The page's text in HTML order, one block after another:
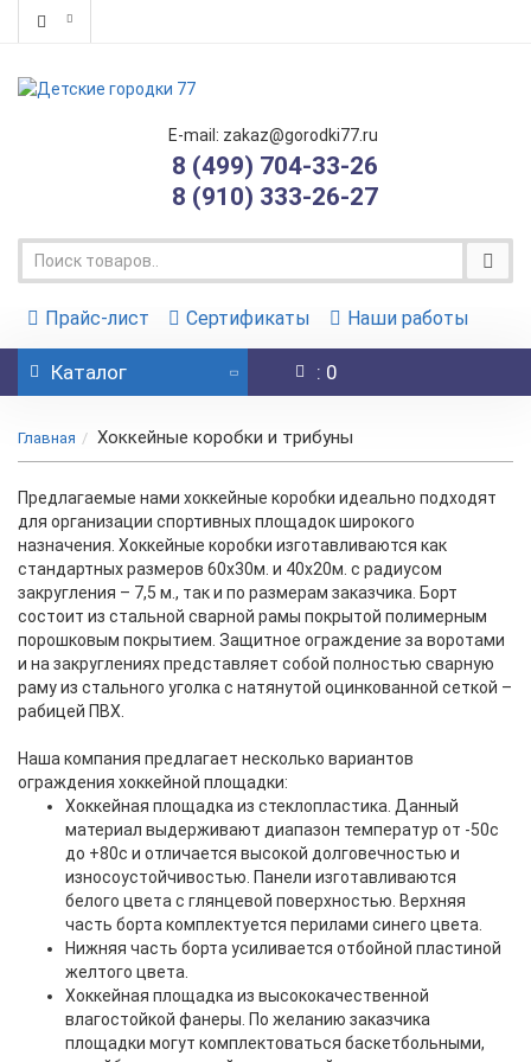
E-mail: zakaz@gorodki77.ru
8 (499) 704-33-26
8 (910) 333-26-27
Прайс-лист Сертификаты Наши работы
Каталог : 0
Главная Хоккейные коробки и трибуны
Предлагаемые нами хоккейные коробки идеально подходят
для организации спортивных площадок широкого
назначения. Хоккейные коробки изготавливаются как
стандартных размеров 60х30м. и 40х20м. с радиусом
закругления – 7,5 м., так и по размерам заказчика. Борт
состоит из стальной сварной рамы покрытой полимерным
порошковым покрытием. Защитное ограждение за воротами
и на закруглениях представляет собой полностью сварную
раму из стального уголка с натянутой оцинкованной сеткой –
рабицей ПВХ.
Наша компания предлагает несколько вариантов
ограждения хоккейной площадки:
Хоккейная площадка из стеклопластика. Данный
материал выдерживают диапазон температур от -50с
до +80с и отличается высокой долговечностью и
износоустойчивостью. Панели изготавливаются
белого цвета с глянцевой поверхностью. Верхняя
часть борта комплектуется перилами синего цвета.
Нижняя часть борта усиливается отбойной пластиной
желтого цвета.
Хоккейная площадка из высококачественной
влагостойкой фанеры. По желанию заказчика
площадки могут комплектоваться баскетбольными,